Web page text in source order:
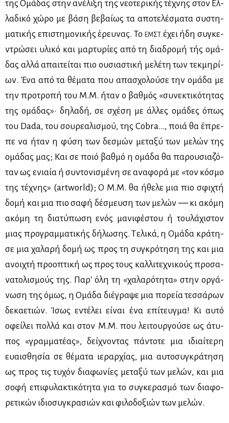
της Ομά­δας στην ανέ­λι­ξη της νε­ο­τε­ρι­κής τέ­χνης στον Ελ­
λα­δι­κό χώ­ρο με βά­ση βε­βαί­ως τα απο­τε­λέ­σμα­τα συ­στη­
μα­τι­κής επι­στη­μο­νι­κής έρευ­νας. Το ΕΜΣΤέχει ήδη συ­γκε­
ντρώ­σει υλι­κό και μαρ­τυ­ρί­ες από τη δια­δρο­μή τής ομά­
δας αλ­λά απαι­τεί­ται πιο ου­σια­στι­κή με­λέ­τη των τεκ­μη­ρί­
ων. Ένα από τα θέ­μα­τα που απα­σχο­λού­σε την ομά­δα με
την προ­τρο­πή του Μ.Μ. ήταν ο βαθ­μός «συ­νε­κτι­κό­τη­τας
της ομά­δας»· δη­λα­δή, σε σχέ­ση με άλ­λες ομά­δες όπως
του Dada, του σου­ρε­α­λι­σμού, της Cobra…, ποιά θα έπρε­
πε να ήταν η φύ­ση των δε­σμών με­τα­ξύ των με­λών της
ομά­δας μας; Και σε ποιό βαθ­μό η ομά­δα θα πα­ρου­σια­ζό­
ταν ως ενιαία ή συ­ντο­νι­σμέ­νη σε ανα­φο­ρά με «τον κό­σμο
της τέ­χνης» (artworld); Ο Μ.Μ. θα ήθε­λε μια πιο σφι­χτή
δο­μή και μια πιο σα­φή δέ­σμευ­ση των με­λών ― κι ακό­μη
ακό­μη τη δια­τύ­πω­ση ενός μα­νι­φέ­στου ή του­λά­χι­στον
μιας προ­γραμ­μα­τι­κής δή­λω­σης. Τε­λι­κά, η Ομά­δα κρά­τη­
σε μια χα­λα­ρή δο­μή ως προς τη συ­γκρό­τη­ση της και μια
ανοι­χτή προ­ο­πτι­κή ως προς τους καλ­λι­τε­χνι­κούς προ­σα­
να­το­λι­σμούς της. Πα­ρ' όλη τη «χα­λα­ρό­τη­τα» στην ορ­γά­
νω­ση της όμως, η Ομά­δα διέ­γρα­ψε μια πο­ρεία τεσ­σά­ρων
δε­κα­ε­τιών. Ίσως εντέ­λει εί­ναι ένα επί­τευγ­μα! Κι αυ­τό
οφεί­λει πολ­λά και στον Μ.Μ. που λει­τουρ­γού­σε ως άτυ­
πος «γραμ­μα­τέ­ας», δεί­χνο­ντας πά­ντο­τε μια ιδιαί­τε­ρη
ευαι­σθη­σία σε θέ­μα­τα ιε­ραρ­χί­ας, μια αυ­το­συ­γκρά­τη­ση
ως προς τις τυ­χόν δια­φω­νί­ες με­τα­ξύ των με­λών, και μια
σο­φή επι­φυ­λα­κτι­κό­τη­τα για το συ­γκε­ρα­σμό των δια­φο­
ρε­τι­κών ιδιο­συ­γκρα­σιών και φι­λο­δο­ξιών των με­λών.